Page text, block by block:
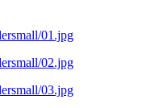
01.jpg
02.jpg
03.jpg